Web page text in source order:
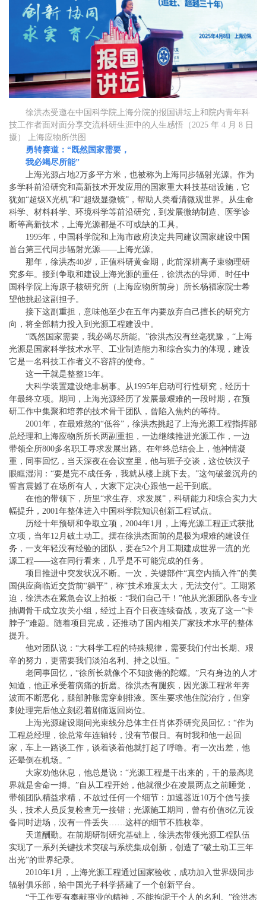
徐洪杰受邀在中国科学院上海分院的报国讲坛上和院内青年科
技工作者面对面分享交流科研生涯中的人生感悟（2025 年 4 月 8 日
摄） 上海应物所供图
勇转赛道：“既然国家需要，
我必竭尽所能”
上海光源占地2万多平方米，也被称为上海同步辐射光源。作为
多学科前沿研究和高新技术开发应用的国家重大科技基础设施，它
犹如“超级X光机”和“超级显微镜”，帮助人类看清微观世界。从生命
科学、材料科学、环境科学等前沿研究，到发展微纳制造、医学诊
断等高新技术，上海光源都是不可或缺的工具。
1995年，中国科学院和上海市政府决定共同建议国家建设中国
首台第三代同步辐射光源——上海光源。
那年，徐洪杰40岁，正值科研黄金期，此前深耕离子束物理研
究多年。接到争取和建设上海光源的重任，徐洪杰的导师、时任中
国科学院上海原子核研究所（上海应物所前身）所长杨福家院士希
望他挑起这副担子。
接下这副重担，意味他至少在五年内要放弃自己擅长的研究方
向，将全部精力投入到光源工程建设中。
“既然国家需要，我必竭尽所能。”徐洪杰没有丝毫犹豫，“上海
光源是国家科学技术水平、工业制造能力和综合实力的体现，建设
它是一名科技工作者义不容辞的使命。”
这一干就是整整15年。
大科学装置建设绝非易事。从1995年启动可行性研究，经历十
年最终立项。期间，上海光源经历了发展最艰难的一段时期，在预
研工作中集聚和培养的技术骨干团队，曾陷入焦灼的等待。
2001年，在最难熬的“低谷”，徐洪杰挑起了上海光源工程指挥部
总经理和上海应物所所长两副重担，一边继续推进光源工作，一边
带领全所800多名职工寻求发展出路。在年终总结会上，他神情凝
重，同事回忆，当天深夜在会议室里，他与班子交谈，这位铁汉子
眼眶湿润：“要是完不成任务，我就从楼上跳下去。”这句破釜沉舟的
誓言震撼了在场所有人，大家下定决心跟他一起干到底。
在他的带领下，所里“求生存、求发展”，科研能力和综合实力大
幅提升，2001年整体进入中国科学院知识创新工程试点。
历经十年预研和争取立项，2004年1月，上海光源工程正式获批
立项，当年12月破土动工。摆在徐洪杰面前的是极为艰难的建设任
务，一支年轻没有经验的团队，要在52个月工期建成世界一流的光
源工程——这在同行看来，几乎是不可能完成的任务。
项目推进中突发状况不断。一次，关键部件“真空内插入件”的美
国供应商临近交货前“躺平”，称“技术难度太大，无法交付”。工期紧
迫，徐洪杰在紧急会议上拍板：“我们自己干！”他从光源团队各专业
抽调骨干成立攻关小组，经过上百个日夜连续奋战，攻克了这一“卡
脖子”难题。随着项目完成，还推动了国内相关厂家技术水平的整体
提升。
他对团队说：“大科学工程的特殊规律，需要我们付出长期、艰
辛的努力，更需要我们淡泊名利、持之以恒。”
老同事回忆，“徐所长就像个不知疲倦的陀螺。”只有身边的人才
知道，他正承受着病痛的折磨。徐洪杰有腿疾，因光源工程常年奔
波而不断恶化，腿部肿胀需穿刺排液。医生要求他住院治疗，但穿
刺处理完后他立刻忍着剧痛返回岗位。
上海光源建设期间光束线分总体主任肖体乔研究员回忆：“作为
工程总经理，徐总常年连轴转，没有节假日。有时我和他一起回
家，车上一路谈工作，谈着谈着他就打起了呼噜。有一次出差，他
还晕倒在机场。”
大家劝他休息，他总是说：“光源工程是干出来的，干的最高境
界就是舍命一搏。”自从工程开始，他就很少在凌晨两点之前睡觉，
带领团队精益求精，不放过任何一个细节：加速器近10万个信号接
头，技术人员反复检查无一接错；光源施工期间，曾有价值8亿元设
备同时进场，没有一件丢失……这样的细节不胜枚举。
天道酬勤。在前期研制研究基础上，徐洪杰带领光源工程队伍
实现了一系列关键技术突破与系统集成创新，创造了“破土动工三年
出光”的世界纪录。
2010年1月，上海光源工程通过国家验收，成功加入世界级同步
辐射俱乐部，给中国光子科学搭建了一个创新平台。
“干工作要有奉献事业的精神，不能拘泥于个人的名利。”徐洪杰